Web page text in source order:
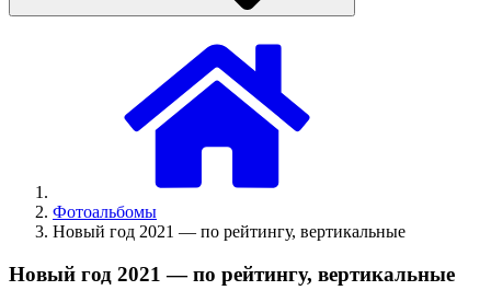
Фотоальбомы
Новый год 2021 — по рейтингу, вертикальные
Новый год 2021 — по рейтингу, вертикальные